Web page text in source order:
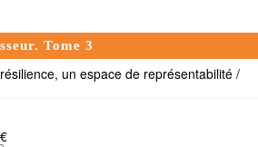
Tome 3
un espace de représentabilité /